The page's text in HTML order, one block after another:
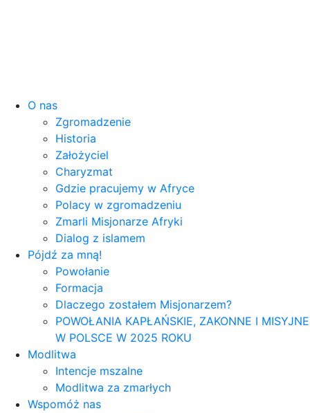
O nas
Zgromadzenie
Historia
Założyciel
Charyzmat
Gdzie pracujemy w Afryce
Polacy w zgromadzeniu
Zmarli Misjonarze Afryki
Dialog z islamem
Pójdź za mną!
Powołanie
Formacja
Dlaczego zostałem Misjonarzem?
POWOŁANIA KAPŁAŃSKIE, ZAKONNE I MISYJNE
W POLSCE W 2025 ROKU
Modlitwa
Intencje mszalne
Modlitwa za zmarłych
Wspomóż nas